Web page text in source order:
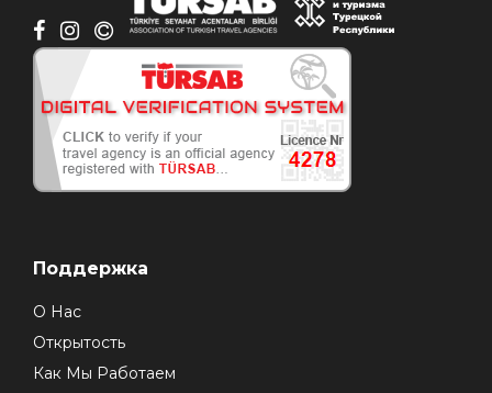
Поддержка
О Нас
Открытость
Как Мы Работаем